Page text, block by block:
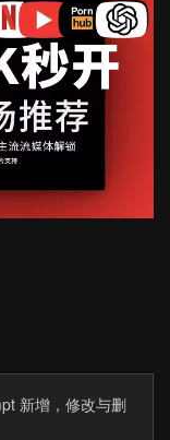
新增，修改与删